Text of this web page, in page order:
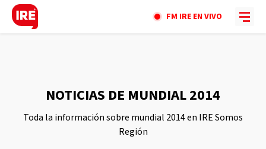
FM IRE EN VIVO
NOTICIAS DE MUNDIAL 2014
Toda la información sobre mundial 2014 en IRE Somos
Región